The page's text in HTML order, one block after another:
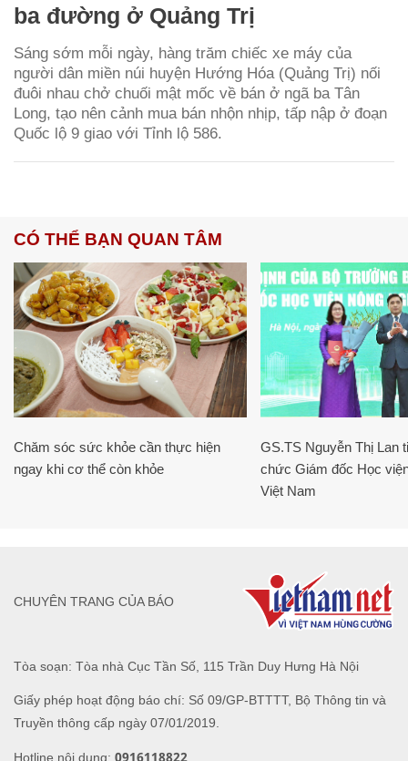
ba đường ở Quảng Trị
Sáng sớm mỗi ngày, hàng trăm chiếc xe máy của
người dân miền núi huyện Hướng Hóa (Quảng Trị) nối
đuôi nhau chở chuối mật mốc về bán ở ngã ba Tân
Long, tạo nên cảnh mua bán nhộn nhịp, tấp nập ở đoạn
Quốc lộ 9 giao với Tỉnh lộ 586.
CÓ THỂ BẠN QUAN TÂM
Chăm sóc sức khỏe cần thực hiện
ngay khi cơ thể còn khỏe
GS.TS Nguyễn Thị Lan
chức Giám đốc Học
Việt Nam
Tòa soạn: Tòa nhà Cục Tần Số, 115 Trần Duy Hưng Hà Nội
Giấy phép hoạt động báo chí: Số 09/GP-BTTTT, Bộ Thông tin và
Truyền thông cấp ngày 07/01/2019.
Hotline nội dung: 0916118822
CHUYÊN TRANG CỦA BÁO